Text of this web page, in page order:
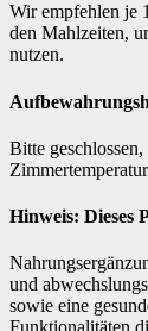
Wir empfehlen je
den Mahlzeiten,
nutzen.
Bitte
Hinweis: Dieses
und
sowie eine